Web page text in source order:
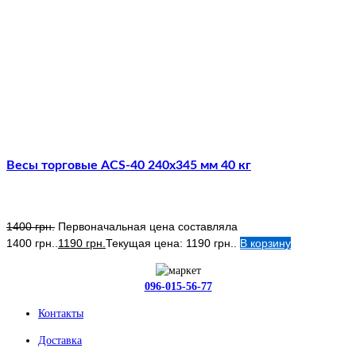
Весы торговые ACS-40 240х345 мм 40 кг
1400грн. Первоначальная цена составляла
1400 грн.. 1190 грн. Текущая цена: 1190 грн.. В корзину
096-015-56-77
Контакты
Доставка